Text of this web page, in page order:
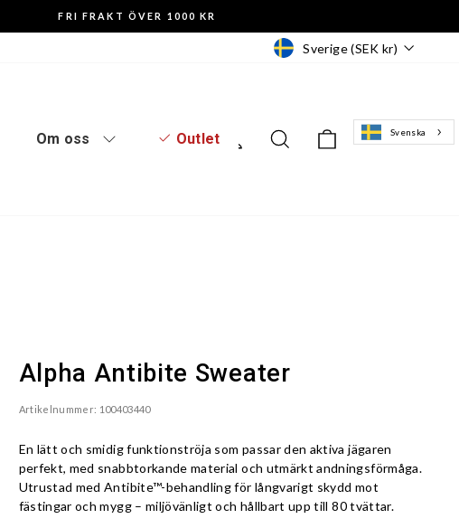
FRI FRAKT ÖVER 1000 KR
Valuta
Sverige (SEK kr)
Om oss Outlet Logga inSök Varukorg
Svenska
Alpha Antibite Sweater
Artikelnummer: 100403440
En lätt och smidig funktionströja som passar den aktiva jägaren
perfekt, med snabbtorkande material och utmärkt andningsförmåga.
Utrustad med Antibite™-behandling för långvarigt skydd mot
fästingar och mygg – miljövänligt och hållbart upp till 80 tvättar.